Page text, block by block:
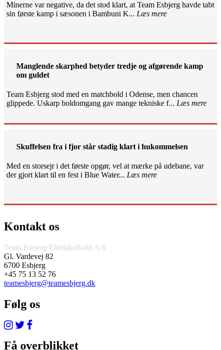
Minerne var negative, da det stod klart, at Team Esbjerg havde tabt
sin første kamp i sæsonen i Bambuni K... Læs mere
Manglende skarphed betyder tredje og afgørende kamp
om guldet
Team Esbjerg stod med en matchbold i Odense, men chancen
glippede. Uskarp boldomgang gav mange tekniske f... Læs mere
Skuffelsen fra i fjor står stadig klart i hukommelsen
Med en storsejr i det første opgør, vel at mærke på udebane, var
der gjort klart til en fest i Blue Water... Læs mere
Kontakt os
Team Esbjerg Elitehåndbold A/S
Gl. Vardevej 82
6700 Esbjerg
+45 75 13 52 76
teamesbjerg@teamesbjerg.dk
Følg os
Få overblikket